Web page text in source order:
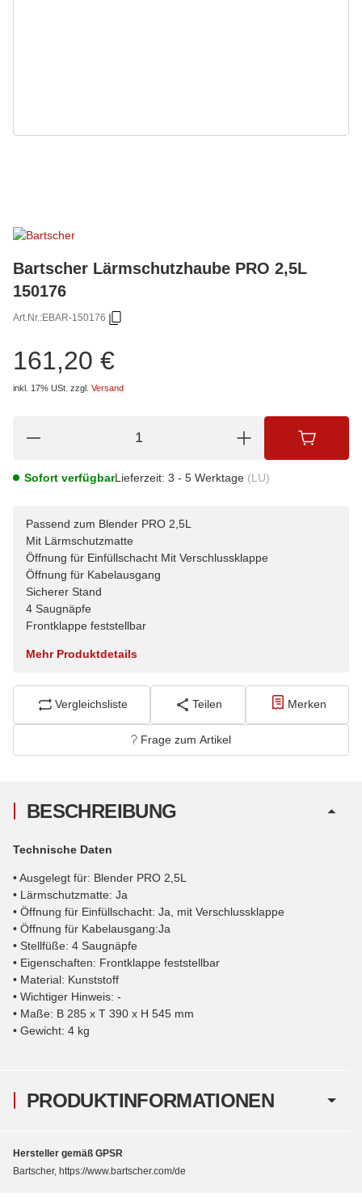
Bartscher Lärmschutzhaube PRO 2,5L
150176
Art.Nr.:EBAR-150176
161,20 €
inkl. 17% USt. zzgl. Versand
Sofort verfügbarLieferzeit: 3 - 5 Werktage (LU)
Passend zum Blender PRO 2,5L
Mit Lärmschutzmatte
Öffnung für Einfüllschacht Mit Verschlussklappe
Öffnung für Kabelausgang
Sicherer Stand
4 Saugnäpfe
Frontklappe feststellbar
Mehr Produktdetails
Vergleichsliste Teilen Merken
Frage zum Artikel
PRODUKTINFORMATIONEN
BESCHREIBUNG
Technische Daten
• Ausgelegt für: Blender PRO 2,5L
• Lärmschutzmatte: Ja
• Öffnung für Einfüllschacht: Ja, mit Verschlussklappe
• Öffnung für Kabelausgang:Ja
• Stellfüße: 4 Saugnäpfe
• Eigenschaften: Frontklappe feststellbar
• Material: Kunststoff
• Wichtiger Hinweis: -
• Maße: B 285 x T 390 x H 545 mm
• Gewicht: 4 kg
Hersteller gemäß GPSR
Bartscher, https://www.bartscher.com/de